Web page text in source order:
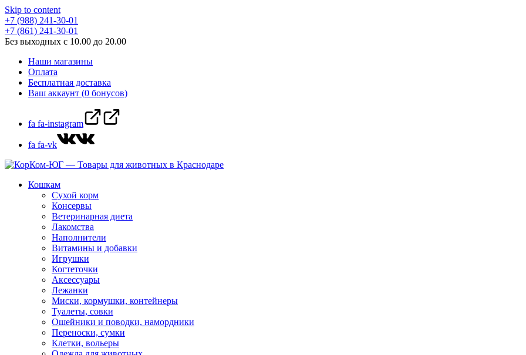
Skip to content
+7 (988) 241-30-01
+7 (861) 241-30-01
Без выходных с 10.00 до 20.00
Наши магазины
Оплата
Бесплатная доставка
Ваш аккаунт (0 бонусов)
fa fa-instagram
fa fa-vk
Кошкам
Сухой корм
Консервы
Ветеринарная диета
Лакомства
Наполнители
Витамины и добавки
Игрушки
Когтеточки
Аксессуары
Лежанки
Миски, кормушки, контейнеры
Туалеты, совки
Ошейники и поводки, намордники
Переноски, сумки
Клетки, вольеры